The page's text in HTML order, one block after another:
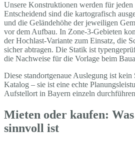
Unsere Konstruktionen werden für jeden
Entscheidend sind die kartografisch
und die Geländehöhe der jeweiligen
vor dem Aufbau. In Zone-3-Gebieten
der Hochlast-Variante zum Einsatz, die
sicher abtragen. Die Statik ist
die Nachweise für die Vorlage beim
Diese standortgenaue Auslegung ist
Katalog – sie ist eine echte
Aufstellort in Bayern einzeln
Mieten oder kaufen:
sinnvoll ist